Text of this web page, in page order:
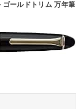
ールドトリム 万年筆